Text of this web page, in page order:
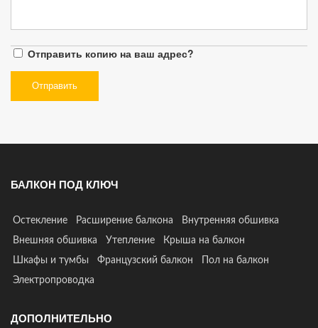
Отправить копию на ваш адрес?
БАЛКОН ПОД КЛЮЧ
Остекление Расширение балкона
Внутренняя обшивка
Внешняя обшивка
Утепление
Крыша на балкон
Шкафы и тумбы
Французский балкон
Пол на балкон
Электропроводка
ДОПОЛНИТЕЛЬНО